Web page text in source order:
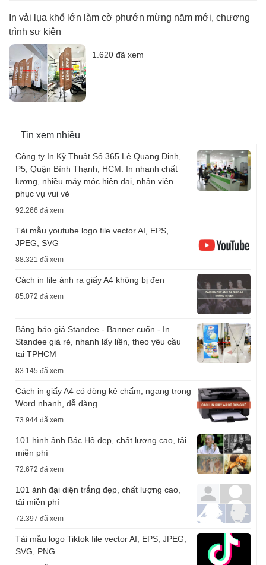
In vải lụa khổ lớn làm cờ phướn mừng năm mới, chương
trình sự kiện
1.620 đã xem
Tin xem nhiều
Công ty In Kỹ Thuật Số 365 Lê Quang Định,
P5, Quận Bình Thạnh, HCM. In nhanh chất
lượng, nhiều máy móc hiện đại, nhân viên
phục vụ vui vẻ
92.266 đã xem
Tải mẫu youtube logo file vector AI, EPS,
JPEG, SVG
88.321 đã xem
Cách in file ảnh ra giấy A4 không bị đen
85.072 đã xem
Bảng báo giá Standee - Banner cuốn - In
Standee giá rẻ, nhanh lấy liền, theo yêu cầu
tại TPHCM
83.145 đã xem
Cách in giấy A4 có dòng kẻ chấm, ngang trong
Word nhanh, dễ dàng
73.944 đã xem
101 hình ảnh Bác Hồ đẹp, chất lượng cao, tải
miễn phí
72.672 đã xem
101 ảnh đại diện trắng đẹp, chất lượng cao,
tải miễn phí
72.397 đã xem
Tải mẫu logo Tiktok file vector AI, EPS, JPEG,
SVG, PNG